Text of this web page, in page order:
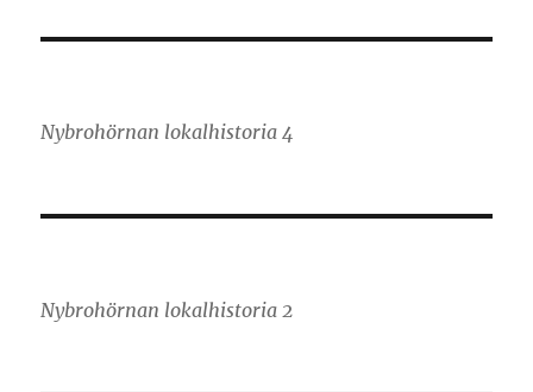
Nybrohörnan lokalhistoria 4
Nybrohörnan lokalhistoria 2